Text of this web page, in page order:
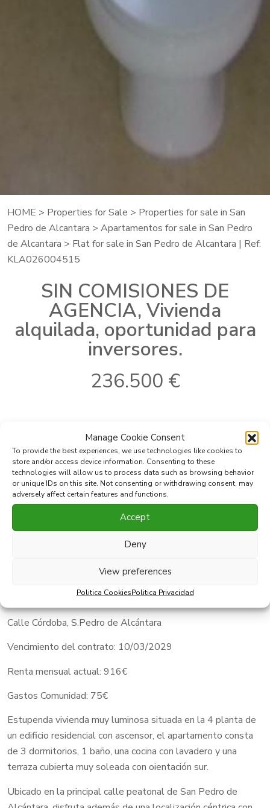
Manage Cookie Consent
To provide the best experiences, we use technologies like cookies to
store and/or access device information. Consenting to these
technologies will allow us to process data such as browsing behavior
or unique IDs on this site. Not consenting or withdrawing consent, may
adversely affect certain features and functions.
Accept
Deny
View preferences
Politica CookiesPolitica Privacidad
HOME > Properties for Sale > Properties for sale in San
Pedro de Alcantara > Apartamentos for sale in San Pedro
de Alcantara > Flat for sale in San Pedro de Alcantara | Ref:
KLA026004515
SIN COMISIONES DE
AGENCIA, Vivienda
alquilada, oportunidad para
inversores.
236.500 €
KLA026004515
Localidad: San Pedro de
Alcantara
Area:S. Pedro Centro
Tipo:
Apartamento
Construido:83 m 2
Imprimir PDF
¡ VIVIENDA ALQUILADA !
Vivienda alquilada, oportunidad para inversores
Calle Córdoba, S.Pedro de Alcántara
Vencimiento del contrato: 10/03/2029
Renta mensual actual: 916€
Gastos Comunidad: 75€
Estupenda vivienda muy luminosa situada en la 4 planta de
un edificio residencial con ascensor, el apartamento consta
de 3 dormitorios, 1 baño, una cocina con lavadero y una
terraza cubierta muy soleada con oientación sur.
Ubicado en la principal calle peatonal de San Pedro de